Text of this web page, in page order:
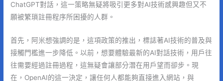
ChatGPT對話，這一策略無疑將吸引更多對AI技術感興趣但又不
願被繁瑣註冊程序所困擾的人群。
首先，阿米想強調的是，這項政策的推出，標誌著AI技術的普及與
接觸門檻進一步降低。以前，想要體驗最新的AI對話技術，用戶往
往需要經過註冊過程，這無疑會讓部分潛在用戶望而卻步。現
在，OpenAI的這一決定，讓任何人都能夠直接進入網站，與